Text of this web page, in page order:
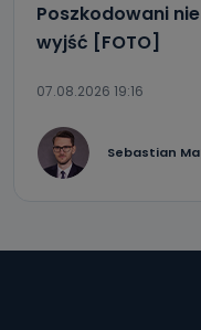
Poszkodowani
wyjść [FOTO]
07.08.2026 19:16
Sebastian